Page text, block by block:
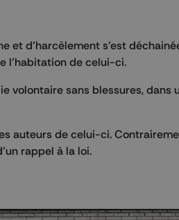
et d’harcèlement s’est
l’habitation de celui-ci.
volontaire sans blessures, dans
auteurs de celui-ci.
rappel à la loi.